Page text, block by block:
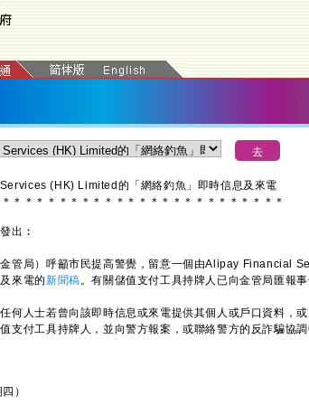
(HK) Limited的「網絡釣魚」即時信息及來電
＊ ＊ ＊ ＊ ＊ ＊ ＊ ＊ ＊ ＊ ＊ ＊ ＊ ＊ ＊ ＊ ＊ ＊ ＊ ＊ ＊ ＊ ＊ ＊ ＊
出︰
局）呼籲市民提高警覺，留意一個由Alipay Financial
來電的新聞稿。有關儲值支付工具持牌人已向金管局匯報事
人士若曾向該即時信息或來電提供其個人或戶口資料，或
支付工具持牌人，並向警方報案，或聯絡警方的反詐騙協
）